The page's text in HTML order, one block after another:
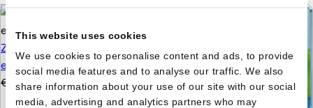
This website uses cookies
We use cookies to personalise content and ads, to provide
social media features and to analyse our traffic. We also
share information about your use of our site with our social
media, advertising and analytics partners who may
Zonnige reeks - Plakken
en kleuren 3+
€
4,99 € 3,99